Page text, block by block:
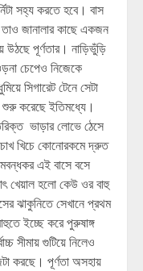
সহ্য করতে হবে। বাস
তাও জানালার কাছে একজন
পূর্ণতার। নাড়িভুঁড়ি
চেপেও নিজেকে
সিগারেট টেনে সেটা
শুরু করেছে ইতিমধ্যে।
ভাড়ার লোভে ঠেসে
খিচে কোনোরকমে দ্রুত
এই বাসে বসে
খেয়াল হলো কেউ ওর বাহু
ঝাকুনিতে সেখানে প্রথম
ইচ্ছে করে পুরুষাঙ্গ
সীমায় গুটিয়ে নিলেও
করছে। পূর্ণতা অসহায়